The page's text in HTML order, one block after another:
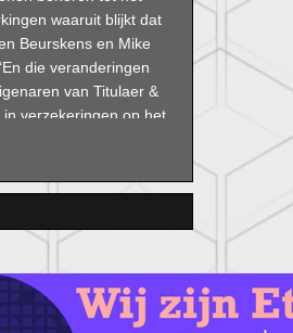
waaruit blijkt dat
Beurskens en Mike
die veranderingen
van Titulaer &
verzekeringen op het